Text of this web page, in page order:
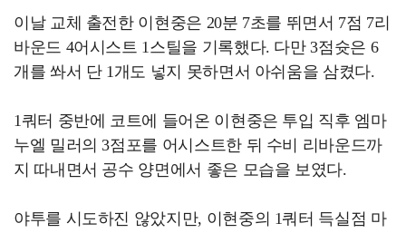
이날 교체 출전한 이현중은 20분 7초를 뛰면서 7점 7리
바운드 4어시스트 1스틸을 기록했다. 다만 3점슛은 6
개를 쏴서 단 1개도 넣지 못하면서 아쉬움을 삼켰다.
1쿼터 중반에 코트에 들어온 이현중은 투입 직후 엠마
누엘 밀러의 3점포를 어시스트한 뒤 수비 리바운드까
지 따내면서 공수 양면에서 좋은 모습을 보였다.
야투를 시도하진 않았지만, 이현중의 1쿼터 득실점 마